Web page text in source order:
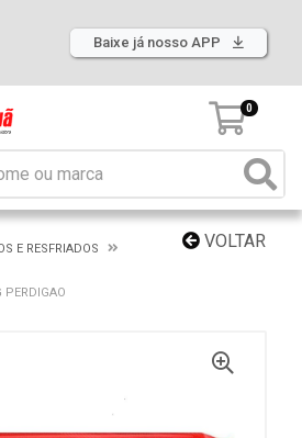
Baixe já nosso APP
0
VOLTAR
E RESFRIADOS
PERDIGAO